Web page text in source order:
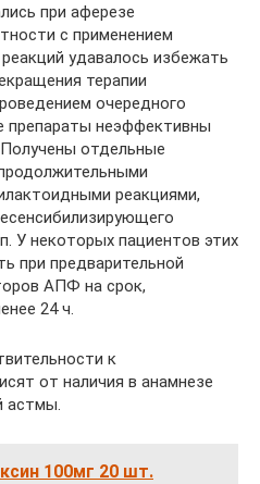
при аферезе
с применением
удавалось избежать
терапии
очередного
препараты неэффективны
отдельные
реакциями,
У некоторых пациентов этих
при предварительной
АПФ на срок,
24 ч.
к
от наличия в анамнезе
астмы.
100мг 20 шт.